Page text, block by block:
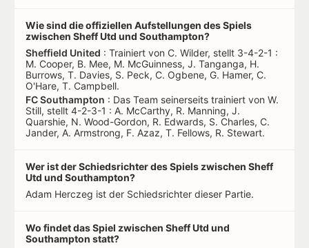
Wie sind die offiziellen Aufstellungen des Spiels
zwischen Sheff Utd und Southampton?
Sheffield United : Trainiert von C. Wilder, stellt 3-4-2-1 :
M. Cooper, B. Mee, M. McGuinness, J. Tanganga, H.
Burrows, T. Davies, S. Peck, C. Ogbene, G. Hamer, C.
O'Hare, T. Campbell.
FC Southampton : Das Team seinerseits trainiert von W.
Still, stellt 4-2-3-1 : A. McCarthy, R. Manning, J.
Quarshie, N. Wood-Gordon, R. Edwards, S. Charles, C.
Jander, A. Armstrong, F. Azaz, T. Fellows, R. Stewart.
Wer ist der Schiedsrichter des Spiels zwischen Sheff
Utd und Southampton?
Adam Herczeg ist der Schiedsrichter dieser Partie.
Wo findet das Spiel zwischen Sheff Utd und
Southampton statt?